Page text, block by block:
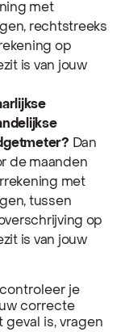
met
rechtstreeks
op
is van jouw
Dan
de maanden
met
tussen
op
is van jouw
je
correcte
is, vragen